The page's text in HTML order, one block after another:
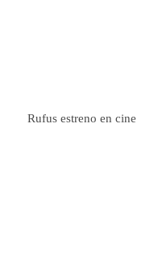
Rufus estreno en cines